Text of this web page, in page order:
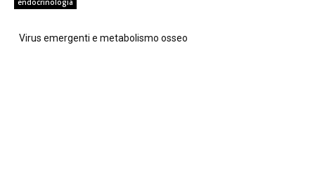
endocrinologia
Virus emergenti e metabolismo osseo